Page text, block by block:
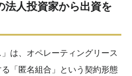
法人投資家から出資を
は、オペレーティングリース
「匿名組合」という契約形態